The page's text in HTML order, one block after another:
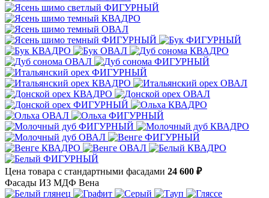
Цена товара с стандартными фасадами 24 600 ₽
Фасады ИЗ МДФ Вена